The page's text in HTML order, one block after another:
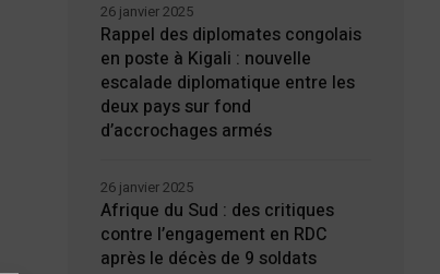
Rappel des diplomates congolais
en poste à Kigali : nouvelle
escalade diplomatique entre les
deux pays sur fond
d’accrochages armés
26 janvier 2025
Afrique du Sud : des critiques
contre l’engagement en RDC
après le décès de 9 soldats
26 janvier 2025